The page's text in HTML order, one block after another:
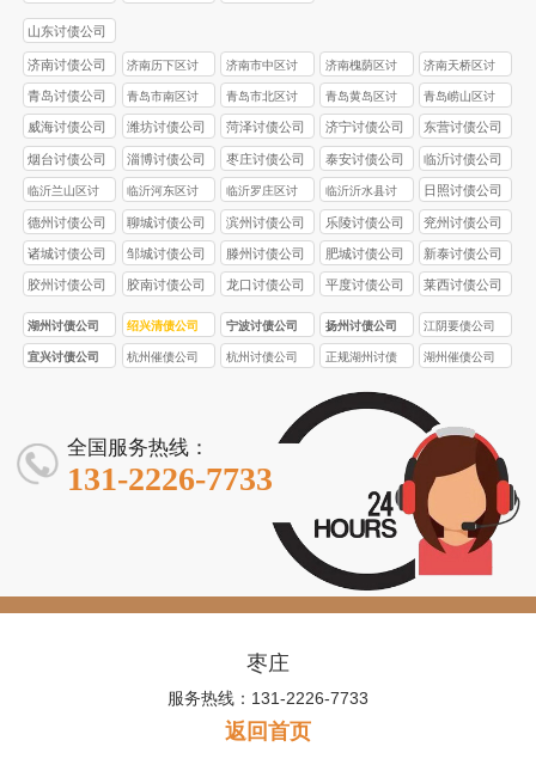
山东讨债公司
济南讨债公司
济南历下区讨
债公司
济南市中区讨
债公司
济南槐荫区讨
债公司
济南天桥区讨
债公司
青岛讨债公司
青岛市南区讨
债公司
青岛市北区讨
债公司
青岛黄岛区讨
债公司
青岛崂山区讨
债公司
威海讨债公司 潍坊讨债公司 菏泽讨债公司 济宁讨债公司 东营讨债公司
烟台讨债公司 淄博讨债公司 枣庄讨债公司 泰安讨债公司 临沂讨债公司
临沂兰山区讨
债公司
临沂河东区讨
债公司
临沂罗庄区讨
债公司
临沂沂水县讨
债公司
日照讨债公司
德州讨债公司 聊城讨债公司 滨州讨债公司 乐陵讨债公司 兖州讨债公司
诸城讨债公司 邹城讨债公司 滕州讨债公司 肥城讨债公司 新泰讨债公司
胶州讨债公司 胶南讨债公司 龙口讨债公司 平度讨债公司 莱西讨债公司
湖州讨债公司 绍兴清债公司 宁波讨债公司 扬州讨债公司 江阴要债公司
宜兴讨债公司 杭州催债公司 杭州讨债公司
正规湖州讨债
湖州催债公司
全国服务热线：
131-2226-7733
枣庄
服务热线：131-2226-7733
返回首页